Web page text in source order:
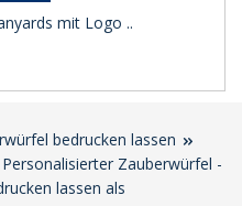
mit Logo ..
bedrucken lassen
Zauberwürfel -
lassen als